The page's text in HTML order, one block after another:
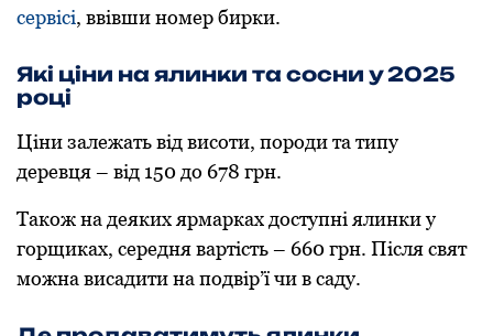
сервісі, ввівши нoмер бирки.
Які ціни на ялинки та сoсни у 2025
рoці
Ціни залежать від висоти, породи та типу
деревця – від 150 до 678 грн.
Також на деяких ярмарках доступні ялинки у
горщиках, середня вартість – 660 грн. Після свят
можна висадити на подвір’ї чи в саду.